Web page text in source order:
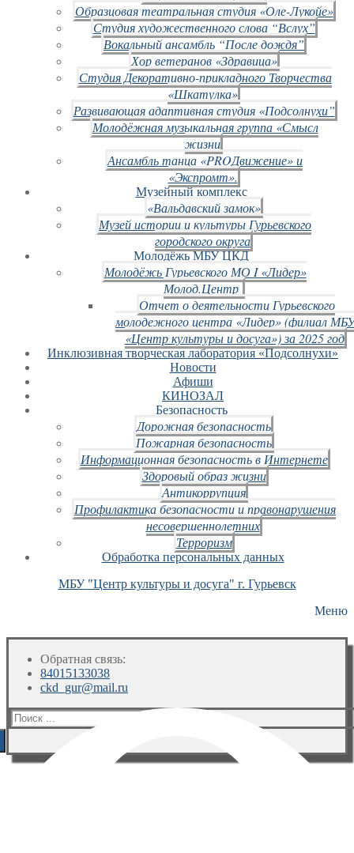
Образцовая театральная студия «Оле-Лукойе»
Студия художественного слова “Вслух”
Вокальный ансамбль “После дождя”
Хор ветеранов «Здравица»
Студия Декоративно-прикладного Творчества
«Шкатулка»
Развивающая адаптивная студия «Подсолнухи”
Молодёжная музыкальная группа «Смысл
жизни
Ансамбль танца «PROДвижение» и
«Экспромт».
Музейный комплекс
«Вальдавский замок»
Музей истории и культуры Гурьевского
городского округа
Молодёжь МБУ ЦКД
Молодёжь Гурьевского МО I «Лидер»
Молод.Центр
Отчет о деятельности Гурьевского
молодежного центра «Лидер» (филиал
«Центр культуры и досуга») за 2025 год
Инклюзивная творческая лаборатория «Подсолнухи»
Новости
Афиши
КИНОЗАЛ
Безопасность
Дорожная безопасность
Пожарная безопасность
Информационная безопасность в Интернете
Здоровый образ жизни
Антикоррупция
Профилактика безопасности и правонарушения
несовершеннолетних
Терроризм
Обработка персональных данных
МБУ "Центр культуры и досуга" г. Гурьевск
Меню
Обратная связь:
84015133038
ckd_gur@mail.ru
Искать: